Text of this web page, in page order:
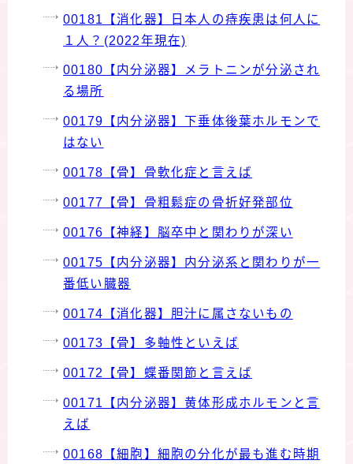
00181【消化器】日本人の痔疾患は何人に
１人？(2022年現在)
00180【内分泌器】メラトニンが分泌され
る場所
00179【内分泌器】下垂体後葉ホルモンで
はない
00178【骨】骨軟化症と言えば
00177【骨】骨粗鬆症の骨折好発部位
00176【神経】脳卒中と関わりが深い
00175【内分泌器】内分泌系と関わりが一
番低い臓器
00174【消化器】胆汁に属さないもの
00173【骨】多軸性といえば
00172【骨】蝶番関節と言えば
00171【内分泌器】黄体形成ホルモンと言
えば
00168【細胞】細胞の分化が最も進む時期